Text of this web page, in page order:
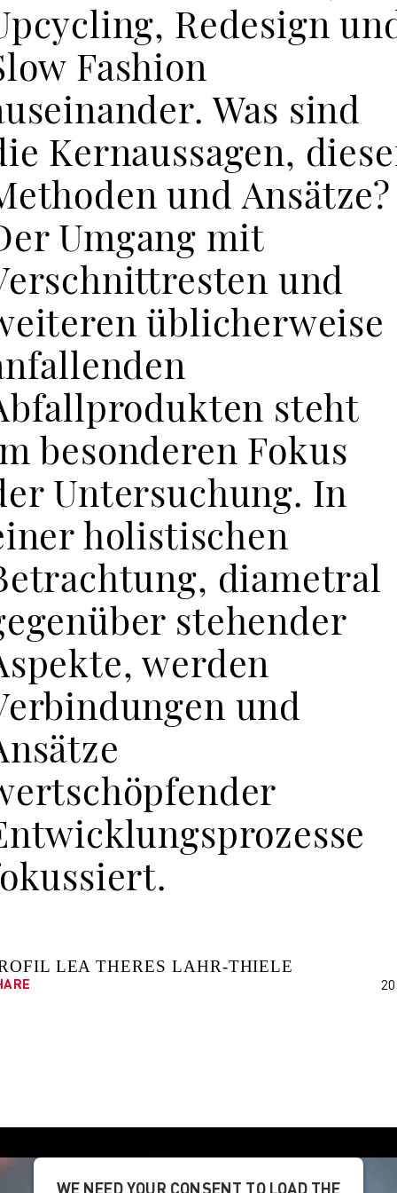
Redesign
Fashion
Was sind
Kernaussagen,
und Ansätze?
Umgang mit
und
üblicherweise
steht
besonderen Fokus
Untersuchung. In
holistischen
diametral
stehender
werden
und
LEA THERES LAHR-THIELE
WE NEED YOUR CONSENT TO LOAD THE